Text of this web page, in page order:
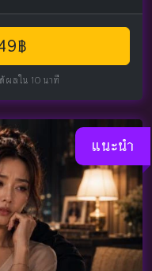
฿
ผลใน 10 นาที
แนะนำ